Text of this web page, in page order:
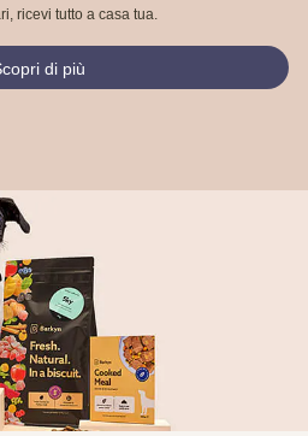
ricevi tutto a casa tua.
di più